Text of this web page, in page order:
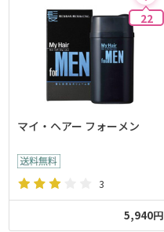
22
マイ・ヘアー フォーメン
3
5,940円